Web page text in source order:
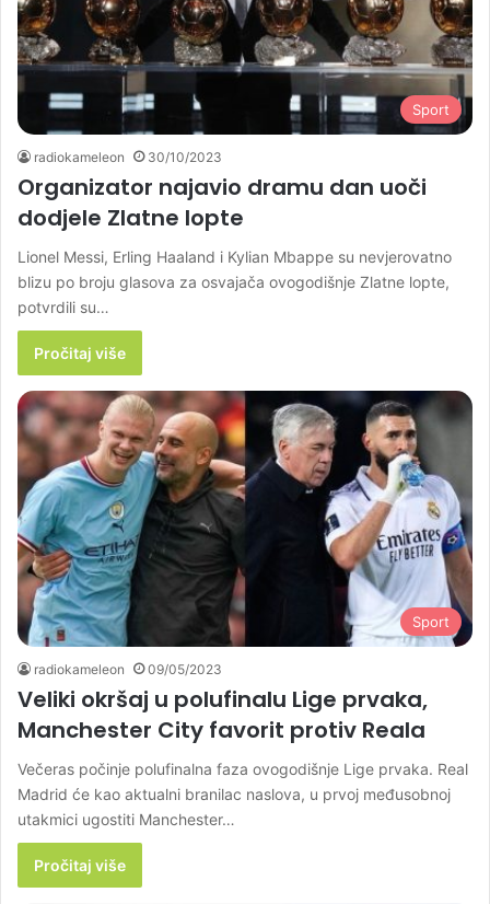
Sport
radiokameleon 30/10/2023
Organizator najavio dramu dan uoči
dodjele Zlatne lopte
Lionel Messi, Erling Haaland i Kylian Mbappe su nevjerovatno
blizu po broju glasova za osvajača ovogodišnje Zlatne lopte,
potvrdili su…
Pročitaj više
Sport
radiokameleon 09/05/2023
Veliki okršaj u polufinalu Lige prvaka,
Manchester City favorit protiv Reala
Večeras počinje polufinalna faza ovogodišnje Lige prvaka. Real
Madrid će kao aktualni branilac naslova, u prvoj međusobnoj
utakmici ugostiti Manchester…
Pročitaj više